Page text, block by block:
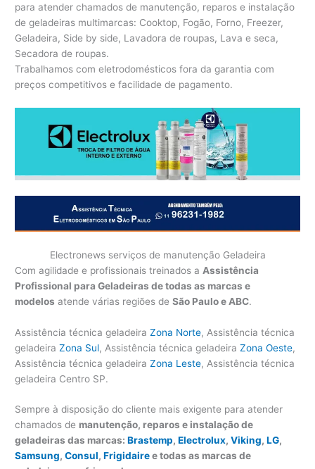
para atender chamados de manutenção, reparos e instalação
de geladeiras multimarcas: Cooktop, Fogão, Forno, Freezer,
Geladeira, Side by side, Lavadora de roupas, Lava e seca,
Secadora de roupas.
Trabalhamos com eletrodomésticos fora da garantia com
preços competitivos e facilidade de pagamento.
Electronews serviços de manutenção Geladeira
Com agilidade e profissionais treinados a Assistência
Profissional para Geladeiras de todas as marcas e
modelos atende várias regiões deSão Paulo e ABC.
Assistência técnica geladeiraZona Norte, Assistência técnica
geladeiraZona Sul, Assistência técnica geladeiraZona Oeste,
Assistência técnica geladeiraZona Leste, Assistência técnica
geladeira Centro SP.
Sempre à disposição do cliente mais exigente para atender
chamados de manutenção, reparos e instalação de
geladeiras das marcas:Brastemp,Electrolux,Viking,LG,
Samsung,Consul,Frigidairee todas as marcas de